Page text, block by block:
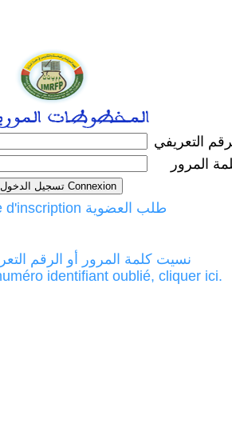
التعريفي
المرور
Demande d'inscription طلب العضوية
نسيت كلمة المرور أو الرقم
identifiant oublié, cliquer ici.